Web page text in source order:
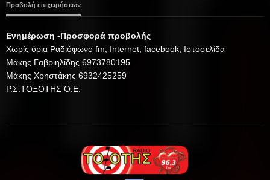
Προβολή επιχειρήσεων
Ενημέρωση -Προσφορά προβολής
Xωρίς όρια Ραδιόφωνο fm, Internet, facebook, Ιστοσελίδα
Μάκης Γαβριηλίδης 6973780195
Μάκης Χρηστάκης 6932425259
Ρ.Σ.ΤΟΞΟΤΗΣ Ο.Ε.